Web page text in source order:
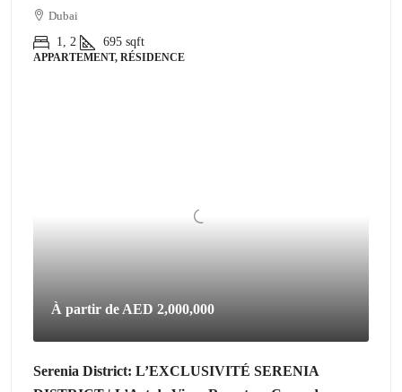
Dubai
1, 2
695 sqft
APPARTEMENT, RÉSIDENCE
À partir de AED 2,000,000
Serenia District: L’EXCLUSIVITÉ SERENIA